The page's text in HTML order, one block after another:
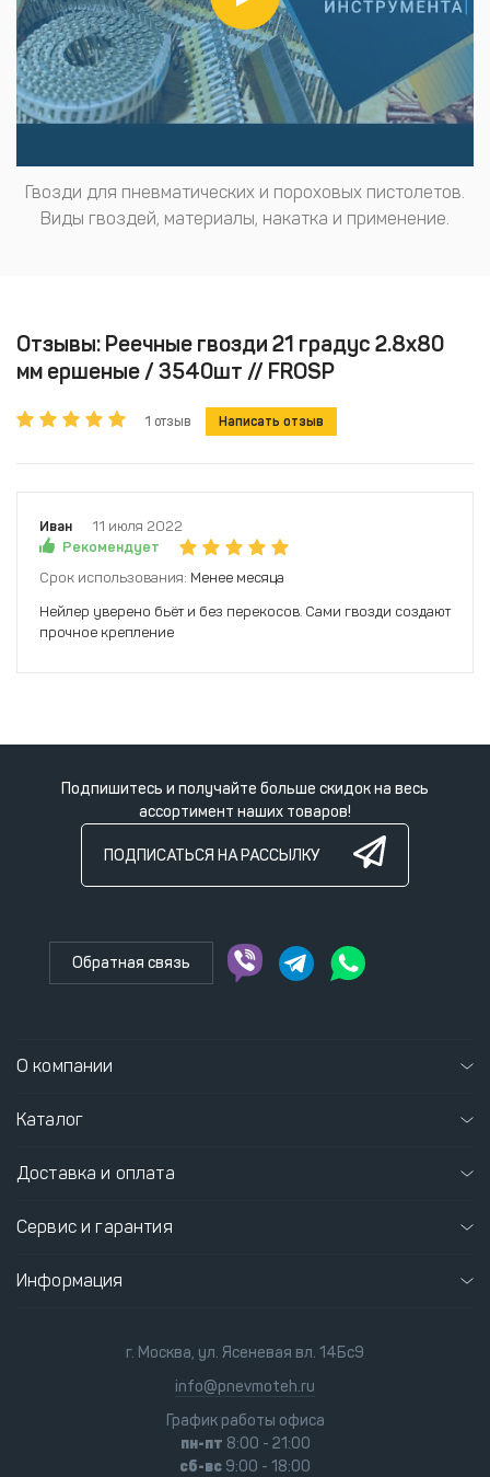
Гвозди для пневматических и пороховых пистолетов.
Виды гвоздей, материалы, накатка и применение.
Отзывы: Реечные гвозди 21 градус 2.8х80
мм ершеные / 3540шт // FROSP
1 отзыв Написать отзыв
Иван
11 июля 2022
Рекомендует
Срок использования: Менее месяца
Нейлер уверено бьёт и без перекосов. Сами гвозди создают
прочное крепление
Подпишитесь и получайте больше скидок на весь
ассортимент наших товаров!
ПОДПИСАТЬСЯ НА РАССЫЛКУ
Обратная связь
О компании
Каталог
Доставка и оплата
Сервис и гарантия
Информация
г. Москва, ул. Ясеневая вл. 14Бс9
info@pnevmoteh.ru
График работы офиса
пн-пт 8:00 - 21:00
сб-вс 9:00 - 18:00